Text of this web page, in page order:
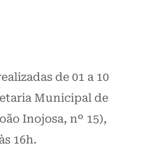
de 01 a 10
Municipal de
Inojosa, nº 15),
16h.